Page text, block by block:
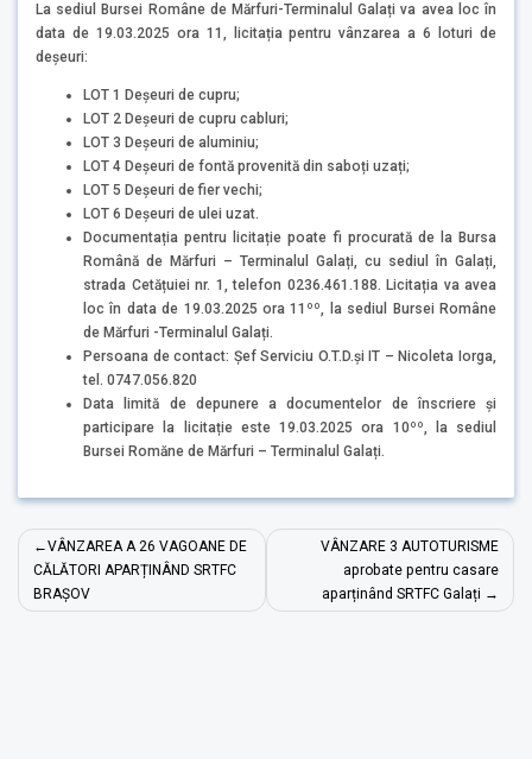
La sediul Bursei Române de Mărfuri-Terminalul Galați va avea loc în
data de 19.03.2025 ora 11, licitația pentru vânzarea a 6 loturi de
deșeuri:
LOT 1 Deșeuri de cupru;
LOT 2 Deșeuri de cupru cabluri;
LOT 3 Deșeuri de aluminiu;
LOT 4 Deșeuri de fontă provenită din saboți uzați;
LOT 5 Deșeuri de fier vechi;
LOT 6 Deșeuri de ulei uzat.
Documentația pentru licitație poate fi procurată de la Bursa
Română de Mărfuri – Terminalul Galați, cu sediul în Galați,
strada Cetățuiei nr. 1, telefon 0236.461.188. Licitația va avea
loc în data de 19.03.2025 ora 11ºº, la sediul Bursei Române
de Mărfuri -Terminalul Galați.
Persoana de contact: Șef Serviciu O.T.D.și IT – Nicoleta Iorga,
tel. 0747.056.820
Data limită de depunere a documentelor de înscriere și
participare la licitație este 19.03.2025 ora 10ºº, la sediul
Bursei Romăne de Mărfuri – Terminalul Galați.
Navigare
în
articole
VÂNZAREA A 26 VAGOANE DE
CĂLĂTORI APARȚINÂND SRTFC
BRAȘOV
VÂNZARE 3 AUTOTURISME
aprobate pentru casare
aparținând SRTFC Galați